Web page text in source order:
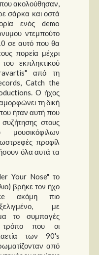
που ακολούθησαν,
σάρκα και οστά
ενός demo
ντεμπούτο
σε αυτό που θα
πορεία μέχρι
εκπληκτικού
από τη
Catch the
Ο ήχος
τη δική
ήταν αυτή που
στους
προφίλ
όλα αυτά τα
Your Nose" το
βρήκε τον ήχο
ακόμη πιο
με
το συμπαγές
που οι
των 90's
από